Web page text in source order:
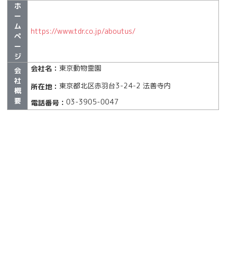
ホ
ー
ム
ペ
ー
ジ
https://www.tdr.co.jp/aboutus/
会
社
概
要
会社名： 東京動物霊園
所在地： 東京都北区赤羽台3-24-2 法善寺内
電話番号： 03-3905-0047